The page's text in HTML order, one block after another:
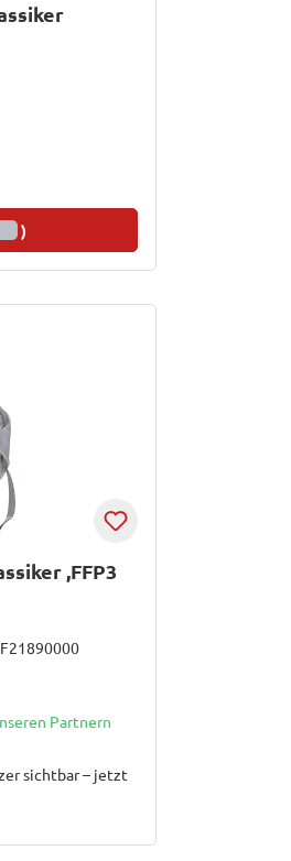
)
,FFP3
Partnern
sichtbar – jetzt